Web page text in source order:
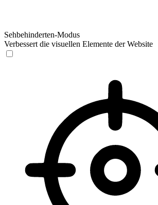
Sehbehinderten-Modus
Verbessert die visuellen Elemente der Website